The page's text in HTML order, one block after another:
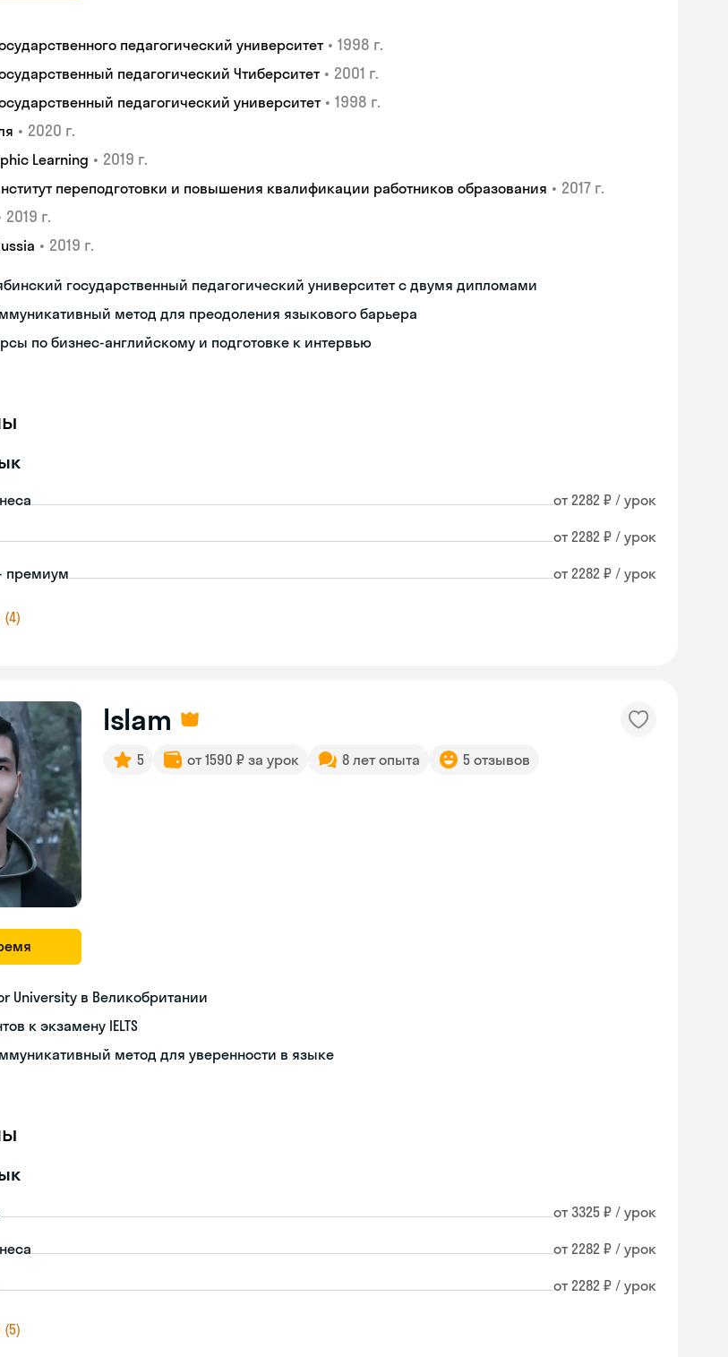
педагогический университет • 1998 г.
педагогический Чтиберситет • 2001 г.
педагогический университет • 1998 г.
• 2020 г.
Learning • 2019 г.
переподготовки и повышения квалификации работников образования • 2017 г.
2019 г.
• 2019 г.
государственный педагогический университет с двумя дипломами
метод для преодоления языкового барьера
по бизнес-английскому и подготовке к интервью
от 2282 ₽ / урок
от 2282 ₽ / урок
премиум от 2282 ₽ / урок
Islam
5 от 1590 ₽ за урок 8 лет опыта 5 отзывов
University в Великобритании
к экзамену IELTS
метод для уверенности в языке
от 3325 ₽ / урок
от 2282 ₽ / урок
от 2282 ₽ / урок